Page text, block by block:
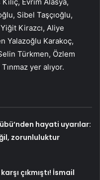
Sibel Taşçıoğlu,
Kirazcı, Aliye
Yalazoğlu Karakoç,
Türkmen, Özlem
yer alıyor.
hayati uyarılar:
zorunluluktur
çıkmıştı! İsmail